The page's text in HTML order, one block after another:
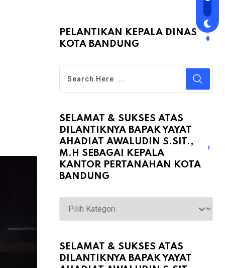
PELANTIKAN KEPALA DINAS
KOTA BANDUNG
SELAMAT & SUKSES ATAS
DILANTIKNYA BAPAK YAYAT
AHADIAT AWALUDIN S.SIT.,
M.H SEBAGAI KEPALA
KANTOR PERTANAHAN KOTA
BANDUNG
Selamat
&
atas
Dilantiknya
SELAMAT & SUKSES ATAS
DILANTIKNYA BAPAK YAYAT